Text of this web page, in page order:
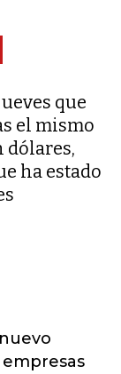
que
el mismo
dólares,
ha estado